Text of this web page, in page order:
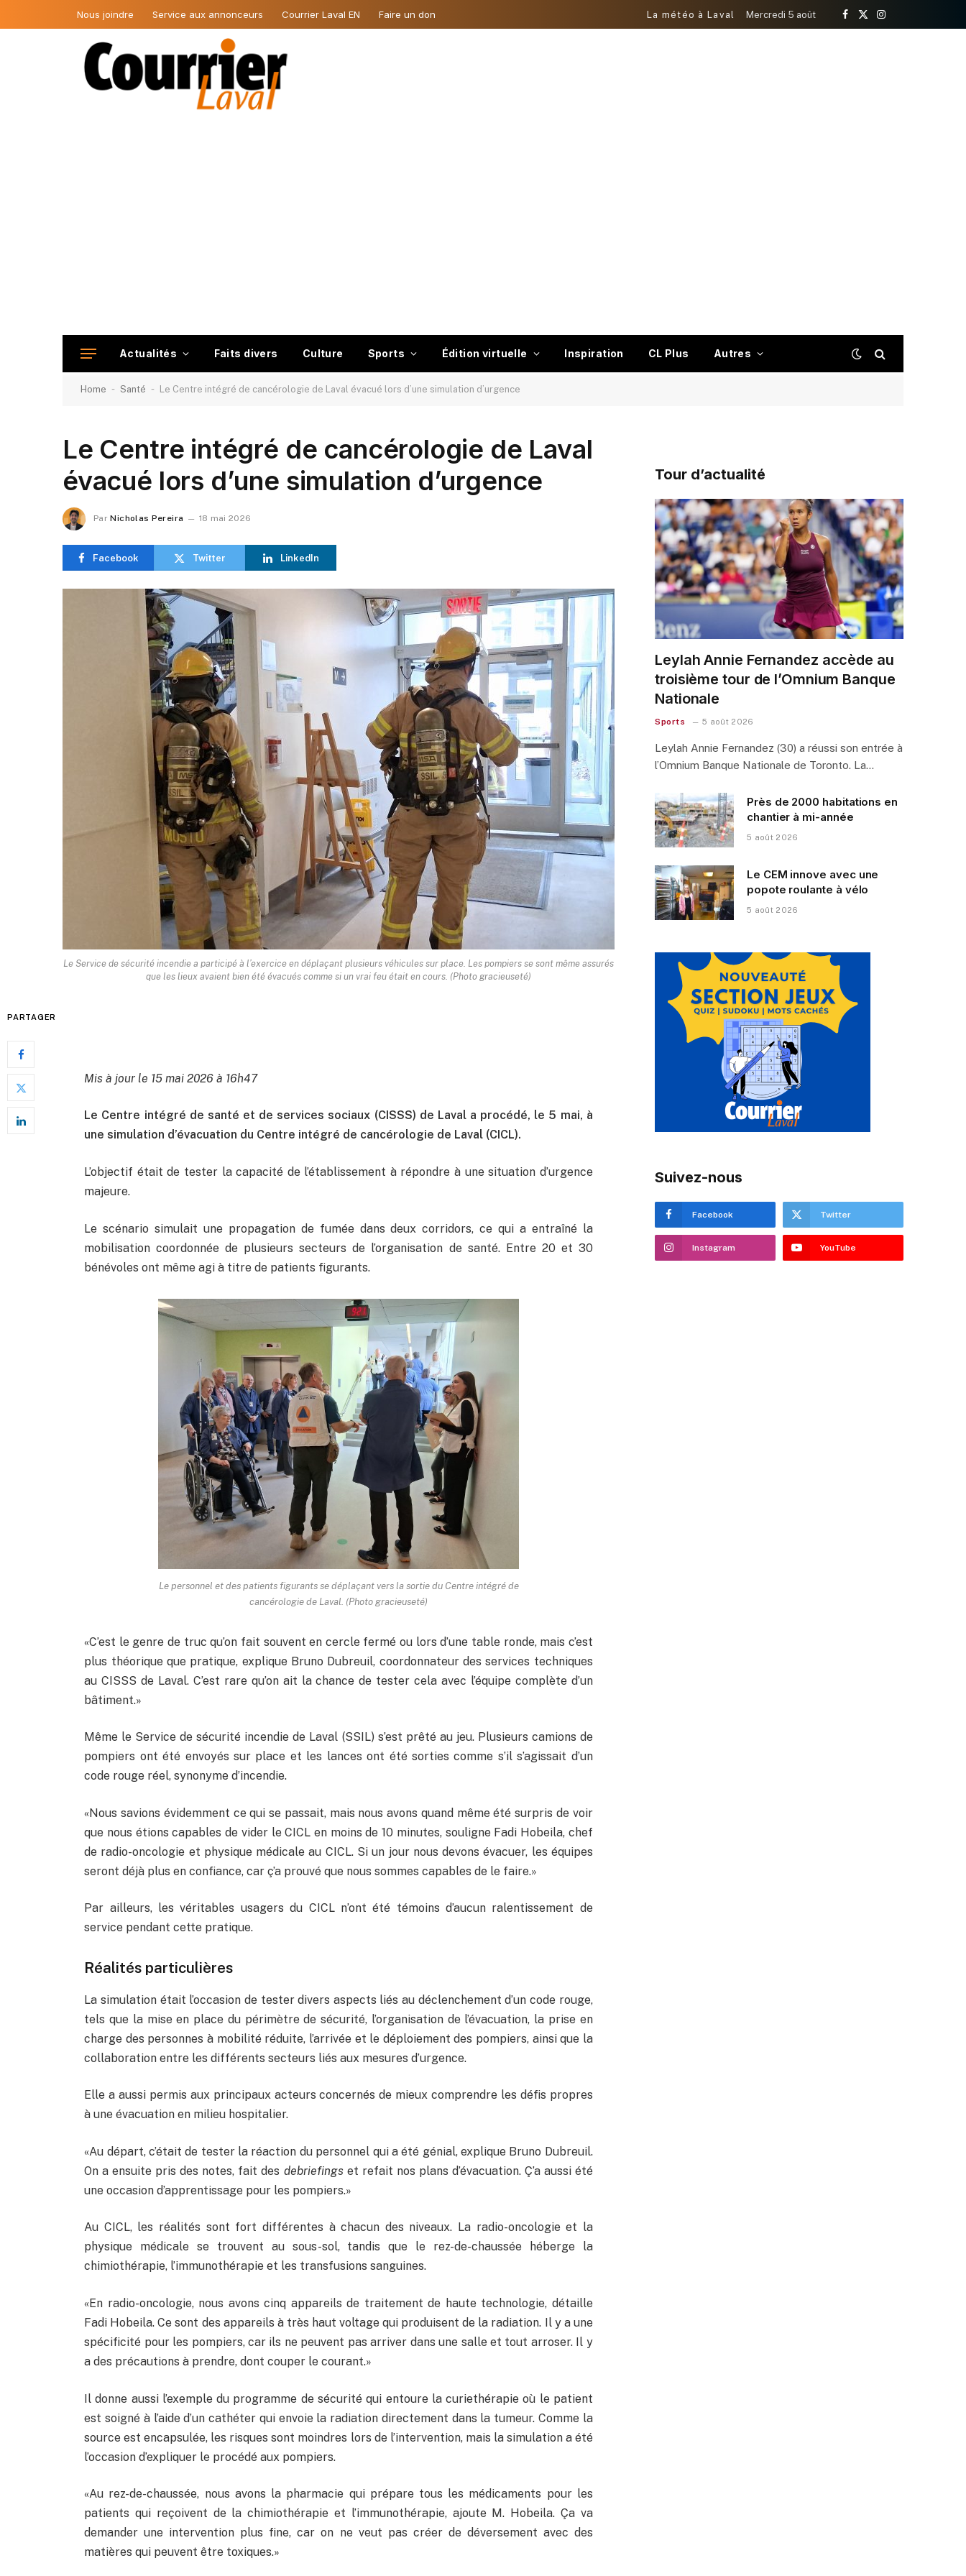
Nous joindre Service aux annonceurs Courrier Laval EN Faire un don La météo à Laval Mercredi 5 août
Facebook
X
Instagram
Actualités Faits divers Culture Sports Édition virtuelle Inspiration CL Plus Autres
Home - Santé - Le Centre intégré de cancérologie de Laval évacué lors d’une simulation d’urgence
Le Centre intégré de cancérologie de Laval
évacué lors d’une simulation d’urgence
Par Nicholas Pereira 18 mai 2026
Facebook Twitter LinkedIn
Le Service de sécurité incendie a participé à l’exercice en déplaçant plusieurs véhicules sur place. Les pompiers se sont même assurés
que les lieux avaient bien été évacués comme si un vrai feu était en cours. (Photo gracieuseté)
PARTAGER
Mis à jour le 15 mai 2026 à 16h47
Le Centre intégré de santé et de services sociaux (CISSS) de Laval a procédé, le 5 mai, à
une simulation d’évacuation du Centre intégré de cancérologie de Laval (CICL).
L’objectif était de tester la capacité de l’établissement à répondre à une situation d’urgence
majeure.
Le scénario simulait une propagation de fumée dans deux corridors, ce qui a entraîné la
mobilisation coordonnée de plusieurs secteurs de l’organisation de santé. Entre 20 et 30
bénévoles ont même agi à titre de patients figurants.
Le personnel et des patients figurants se déplaçant vers la sortie du Centre intégré de
cancérologie de Laval. (Photo gracieuseté)
«C’est le genre de truc qu’on fait souvent en cercle fermé ou lors d’une table ronde, mais c’est
plus théorique que pratique, explique Bruno Dubreuil, coordonnateur des services techniques
au CISSS de Laval. C’est rare qu’on ait la chance de tester cela avec l’équipe complète d’un
bâtiment.»
Même le Service de sécurité incendie de Laval (SSIL) s’est prêté au jeu. Plusieurs camions de
pompiers ont été envoyés sur place et les lances ont été sorties comme s’il s’agissait d’un
code rouge réel, synonyme d’incendie.
«Nous savions évidemment ce qui se passait, mais nous avons quand même été surpris de voir
que nous étions capables de vider le CICL en moins de 10 minutes, souligne Fadi Hobeila, chef
de radio-oncologie et physique médicale au CICL. Si un jour nous devons évacuer, les équipes
seront déjà plus en confiance, car ç’a prouvé que nous sommes capables de le faire.»
Par ailleurs, les véritables usagers du CICL n’ont été témoins d’aucun ralentissement de
service pendant cette pratique.
Réalités particulières
La simulation était l’occasion de tester divers aspects liés au déclenchement d’un code rouge,
tels que la mise en place du périmètre de sécurité, l’organisation de l’évacuation, la prise en
charge des personnes à mobilité réduite, l’arrivée et le déploiement des pompiers, ainsi que la
collaboration entre les différents secteurs liés aux mesures d’urgence.
Elle a aussi permis aux principaux acteurs concernés de mieux comprendre les défis propres
à une évacuation en milieu hospitalier.
«Au départ, c’était de tester la réaction du personnel qui a été génial, explique Bruno Dubreuil.
On a ensuite pris des notes, fait des debriefings et refait nos plans d’évacuation. Ç’a aussi été
une occasion d’apprentissage pour les pompiers.»
Au CICL, les réalités sont fort différentes à chacun des niveaux. La radio-oncologie et la
physique médicale se trouvent au sous-sol, tandis que le rez-de-chaussée héberge la
chimiothérapie, l’immunothérapie et les transfusions sanguines.
«En radio-oncologie, nous avons cinq appareils de traitement de haute technologie, détaille
Fadi Hobeila. Ce sont des appareils à très haut voltage qui produisent de la radiation. Il y a une
spécificité pour les pompiers, car ils ne peuvent pas arriver dans une salle et tout arroser. Il y
a des précautions à prendre, dont couper le courant.»
Il donne aussi l’exemple du programme de sécurité qui entoure la curiethérapie où le patient
est soigné à l’aide d’un cathéter qui envoie la radiation directement dans la tumeur. Comme la
source est encapsulée, les risques sont moindres lors de l’intervention, mais la simulation a été
l’occasion d’expliquer le procédé aux pompiers.
«Au rez-de-chaussée, nous avons la pharmacie qui prépare tous les médicaments pour les
patients qui reçoivent de la chimiothérapie et l’immunothérapie, ajoute M. Hobeila. Ça va
demander une intervention plus fine, car on ne veut pas créer de déversement avec des
matières qui peuvent être toxiques.»
Tour d’actualité
Leylah Annie Fernandez accède au
troisième tour de l’Omnium Banque
Nationale
Sports 5 août 2026
Leylah Annie Fernandez (30) a réussi son entrée à
l’Omnium Banque Nationale de Toronto. La…
Près de 2000 habitations en
chantier à mi-année
5 août 2026
Le CEM innove avec une
popote roulante à vélo
5 août 2026
Suivez-nous
Facebook Twitter
Instagram YouTube